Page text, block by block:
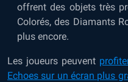
offrent des objets très
Colorés, des Diamants
plus encore.
Les joueurs peuvent
Echoes sur un écran plus